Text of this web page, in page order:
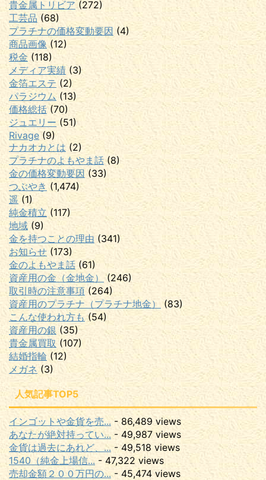
貴金属トリビア(272)
工芸品 (68)
プラチナの価格変動要因 (4)
商品画像 (12)
税金 (118)
メディア実績 (3)
金箔エステ (2)
パラジウム(13)
価格総括(70)
ジュエリー (51)
Rivage (9)
ナカオカとは (2)
プラチナのよもやま話(8)
金の価格変動要因 (33)
つぶやき (1,474)
遥(1)
純金積立 (117)
地域 (9)
金を持つことの理由 (341)
お知らせ (173)
金のよもやま話 (61)
資産用の金（金地金） (246)
取引時の注意事項 (264)
資産用のプラチナ（プラチナ地金）
(83)
こんな使われ方も (54)
資産用の銀 (35)
貴金属買取 (107)
結婚指輪 (12)
メガネ (3)
人気記事TOP5
インゴットや金貨を売... - 86,489 views
あなたが絶対持ってい... - 49,987 views
金貨は過去にあれど、... - 49,518 views
1540（純金上場信... - 47,322 views
売却金額２００万円の... - 45,474 views